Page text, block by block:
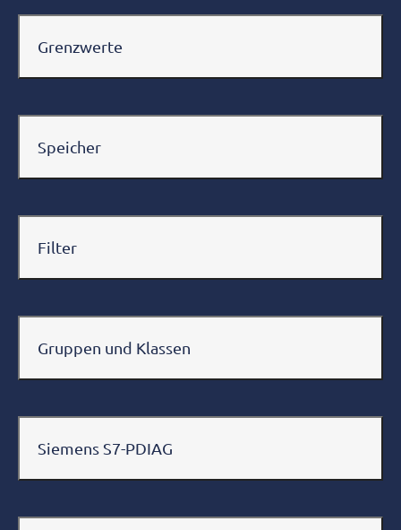
Grenzwerte
Speicher
Filter
Gruppen und Klassen
Siemens S7-PDIAG